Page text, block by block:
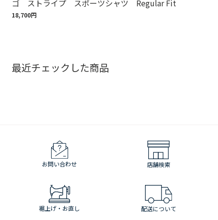
ゴ ストライプ スポーツシャツ Regular Fit
18,700円
最近チェックした商品
お問い合わせ 店舗検索
裾上げ・お直し 配送について